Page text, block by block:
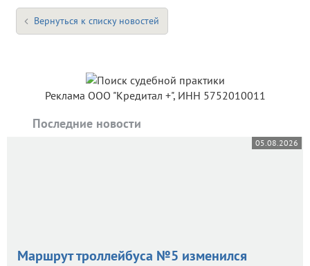
Вернуться к списку новостей
Реклама ООО "Кредитал +", ИНН 5752010011
Последние новости
05.08.2026
Маршрут троллейбуса №5 изменился